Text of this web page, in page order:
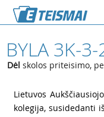
BYLA 3K-
Dėl skolos priteisimo,
Lietuvos
kolegija, susidedanti